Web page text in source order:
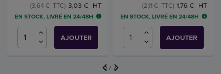
3,03 € HT
(3,64 € TTC)
EN STOCK, LIVRÉ EN 24/48H
AJOUTER
1,76 € HT
(2,11 € TTC)
EN STOCK, LIVRÉ EN 24/48H
AJOUTER
1 / 7